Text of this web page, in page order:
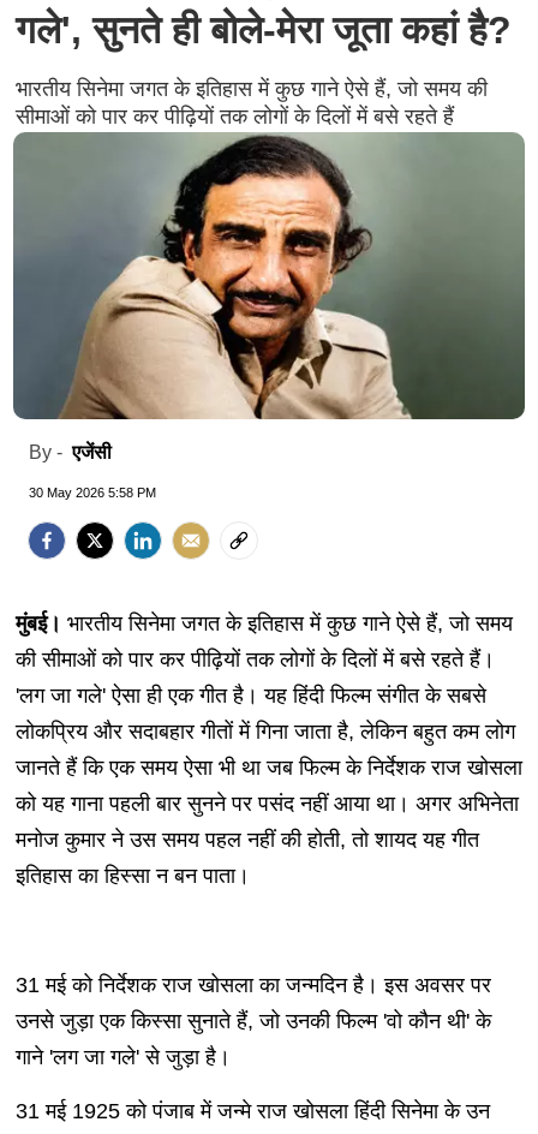
गले', सुनते ही बोले-मेरा जूता कहां है?
भारतीय सिनेमा जगत के इतिहास में कुछ गाने ऐसे हैं, जो समय की
सीमाओं को पार कर पीढ़ियों तक लोगों के दिलों में बसे रहते हैं
By -एजेंसी
30 May 2026 5:58 PM
मुंबई। भारतीय सिनेमा जगत के इतिहास में कुछ गाने ऐसे हैं, जो समय
की सीमाओं को पार कर पीढ़ियों तक लोगों के दिलों में बसे रहते हैं।
'लग जा गले' ऐसा ही एक गीत है। यह हिंदी फिल्म संगीत के सबसे
लोकप्रिय और सदाबहार गीतों में गिना जाता है, लेकिन बहुत कम लोग
जानते हैं कि एक समय ऐसा भी था जब फिल्म के निर्देशक राज खोसला
को यह गाना पहली बार सुनने पर पसंद नहीं आया था। अगर अभिनेता
मनोज कुमार ने उस समय पहल नहीं की होती, तो शायद यह गीत
इतिहास का हिस्सा न बन पाता।
31 मई को निर्देशक राज खोसला का जन्मदिन है। इस अवसर पर
उनसे जुड़ा एक किस्सा सुनाते हैं, जो उनकी फिल्म 'वो कौन थी' के
गाने 'लग जा गले' से जुड़ा है।
31 मई 1925 को पंजाब में जन्मे राज खोसला हिंदी सिनेमा के उन